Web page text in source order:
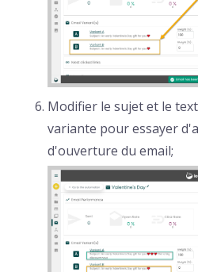
Modifier le sujet et le
variante pour essayer
d'ouverture du email;